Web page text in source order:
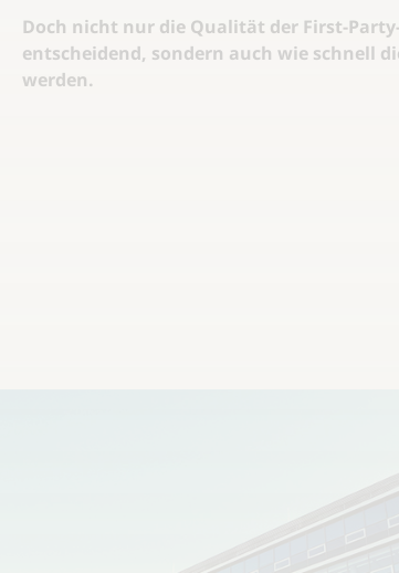
Doch nicht nur die Qualität der First-
entscheidend, sondern auch wie schnell
werden.